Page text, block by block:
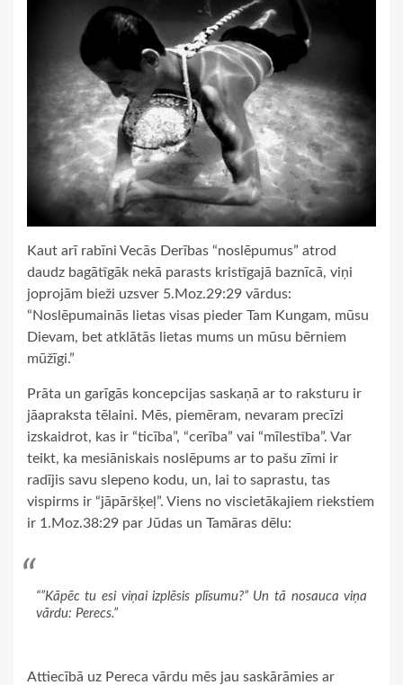
Kaut arī rabīni Vecās Derības “noslēpumus” atrod
daudz bagātīgāk nekā parasts kristīgajā baznīcā, viņi
joprojām bieži uzsver 5.Moz.29:29 vārdus:
“Noslēpumainās lietas visas pieder Tam Kungam, mūsu
Dievam, bet atklātās lietas mums un mūsu bērniem
mūžīgi.”
Prāta un garīgās koncepcijas saskaņā ar to raksturu ir
jāapraksta tēlaini. Mēs, piemēram, nevaram precīzi
izskaidrot, kas ir “ticība”, “cerība” vai “mīlestība”. Var
teikt, ka mesiāniskais noslēpums ar to pašu zīmi ir
radījis savu slepeno kodu, un, lai to saprastu, tas
vispirms ir “jāpāršķeļ”. Viens no viscietākajiem riekstiem
ir 1.Moz.38:29 par Jūdas un Tamāras dēlu:
“”Kāpēc tu esi viņai izplēsis plīsumu?” Un tā nosauca viņa
vārdu: Perecs.”
Attiecībā uz Pereca vārdu mēs jau saskārāmies ar